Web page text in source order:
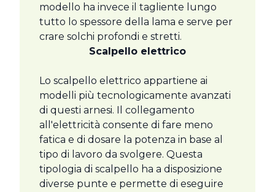
modello ha invece il tagliente lungo
tutto lo spessore della lama e serve per
crare solchi profondi e stretti.
Scalpello elettrico
Lo scalpello elettrico appartiene ai
modelli più tecnologicamente avanzati
di questi arnesi. Il collegamento
all'elettricità consente di fare meno
fatica e di dosare la potenza in base al
tipo di lavoro da svolgere. Questa
tipologia di scalpello ha a disposizione
diverse punte e permette di eseguire